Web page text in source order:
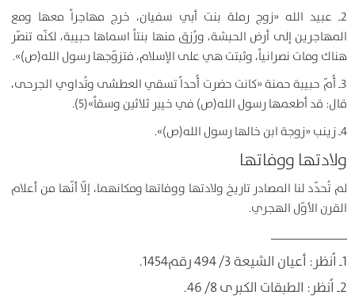
2ـ عبيد الله «زوج رملة بنت أبي سفيان، خرج مهاجراً معها ومع
المهاجرين إلى أرض الحبشة، ورُزق منها بنتاً اسماها حبيبة، لكنّه تنصّر
هناك ومات نصرانياً، وثبتت هي على الإسلام، فتزوّجها رسول الله(ص)».
3ـ أُمّ حبيبة حمنة «كانت حضرت أُحداً تسقي العطشى وتُداوي الجرحى،
قال: قد أطعمها رسول الله(ص) في خيبر ثلاثين وسقاً»(5).
4ـ زينب «زوجة ابن خالها رسول الله(ص)».
ولادتها ووفاتها
لم تُحدّد لنا المصادر تاريخ ولادتها ووفاتها ومكانهما، إلّا أنّها من أعلام
القرن الأوّل الهجري.
ــــــــــــــــــــــــ
1ـ اُنظر: أعيان الشيعة 3/ 494 رقم1454.
2ـ اُنظر: الطبقات الكبرى 8/ 46.